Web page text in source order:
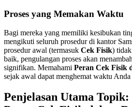
Proses yang Memakan Waktu
Bagi mereka yang memiliki kesibukan
mengikuti seluruh prosedur di kantor
prosedur awal (termasuk Cek Fisik)
baik, pengulangan proses akan
signifikan. Memahami Peran Cek Fisik
sejak awal dapat menghemat waktu Anda
Penjelasan Utama